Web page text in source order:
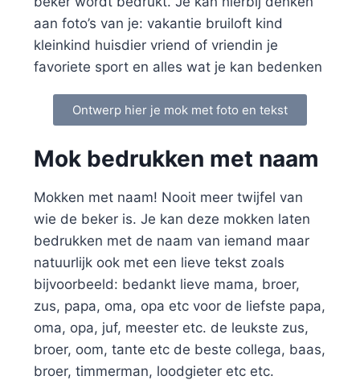
aan foto’s van je: vakantie bruiloft kind
kleinkind huisdier vriend of vriendin je
favoriete sport en alles wat je kan bedenken
Ontwerp hier je mok met foto en tekst
Mok bedrukken met naam
Mokken met naam! Nooit meer twijfel van
wie de beker is. Je kan deze mokken laten
bedrukken met de naam van iemand maar
natuurlijk ook met een lieve tekst zoals
bijvoorbeeld: bedankt lieve mama, broer,
zus, papa, oma, opa etc voor de liefste papa,
oma, opa, juf, meester etc. de leukste zus,
broer, oom, tante etc de beste collega, baas,
broer, timmerman, loodgieter etc etc.